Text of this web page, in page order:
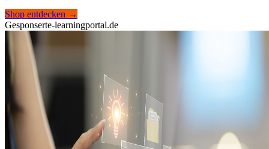
Shop entdecken →
Gesponserte-learningportal.de